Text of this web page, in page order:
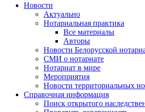
Новости
Актуально
Нотариальная практика
Все материалы
Авторы
Новости Белорусской
СМИ о нотариате
Нотариат в мире
Мероприятия
Новости территориальных
Справочная информация
Поиск открытого